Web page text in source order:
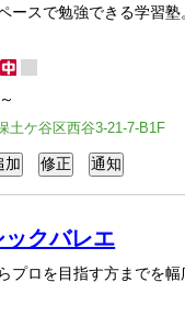
ースで勉強できる学習
土ケ谷区西谷3-21-7-B1F
クバレエ
プロを目指す方までを